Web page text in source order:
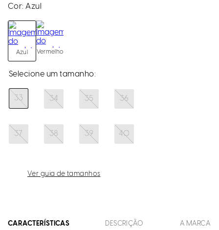
Cor:Azul
Azul Vermelho
33 34 35 36
37 38 39 40
Ver guia de tamanhos
CARACTERÍSTICAS DESCRIÇÃO A MARCA